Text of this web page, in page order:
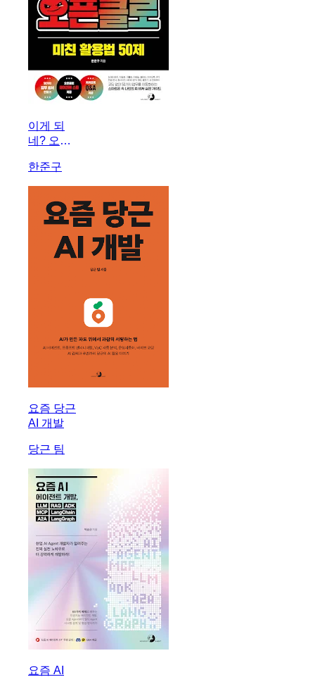
이게 되
네? 오픈
활용법
50제
한준구
요즘 당근
AI 개발
당근 팀
요즘 AI